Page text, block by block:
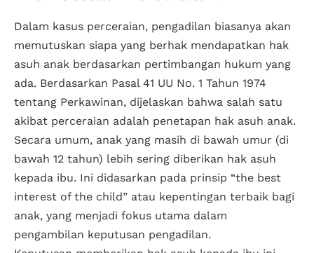
Dalam kasus perceraian, pengadilan biasanya akan
memutuskan siapa yang berhak mendapatkan hak
asuh anak berdasarkan pertimbangan hukum yang
ada. Berdasarkan Pasal 41 UU No. 1 Tahun 1974
tentang Perkawinan, dijelaskan bahwa salah satu
akibat perceraian adalah penetapan hak asuh anak.
Secara umum, anak yang masih di bawah umur (di
bawah 12 tahun) lebih sering diberikan hak asuh
kepada ibu. Ini didasarkan pada prinsip “the best
interest of the child” atau kepentingan terbaik bagi
anak, yang menjadi fokus utama dalam
pengambilan keputusan pengadilan.